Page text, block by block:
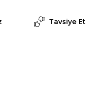
Tavsiye Et